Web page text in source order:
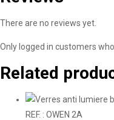
There are no reviews yet.
Only logged in customers
Related